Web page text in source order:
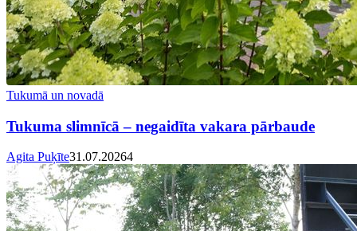
Tukumā un novadā
Tukuma slimnīcā – negaidīta vakara pārbaude
Agita Puķīte31.07.20264